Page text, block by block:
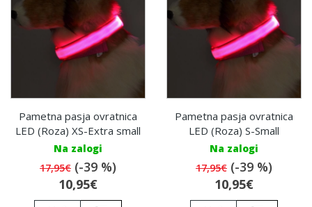
Pametna pasja ovratnica
LED (Roza) XS-Extra small
Na zalogi
17,95€ (-39 %)
10,95€
Pametna pasja ovratnica
LED (Roza) S-Small
Na zalogi
17,95€ (-39 %)
10,95€